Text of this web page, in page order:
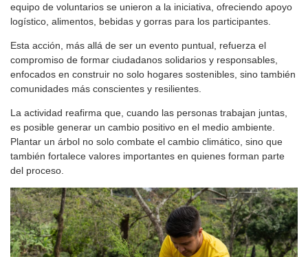
equipo de voluntarios se unieron a la iniciativa, ofreciendo apoyo
logístico, alimentos, bebidas y gorras para los participantes.
Esta acción, más allá de ser un evento puntual, refuerza el
compromiso de formar ciudadanos solidarios y responsables,
enfocados en construir no solo hogares sostenibles, sino también
comunidades más conscientes y resilientes.
La actividad reafirma que, cuando las personas trabajan juntas,
es posible generar un cambio positivo en el medio ambiente.
Plantar un árbol no solo combate el cambio climático, sino que
también fortalece valores importantes en quienes forman parte
del proceso.